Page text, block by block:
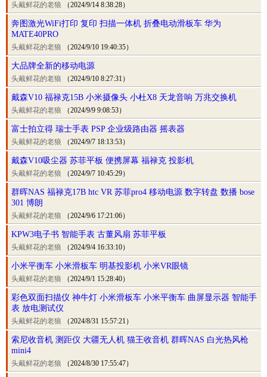
头戴鲜花的老狼 （2024/9/14 8:38:28）
奔图激光WiFi打印 复印 扫描一体机 折叠电动滑板车 华为
MATE40PRO
头戴鲜花的老狼 （2024/9/10 19:40:35）
大品牌全新的移动电源
头戴鲜花的老狼 （2024/9/10 8:27:31）
戴森V10 福禄克15B 小米摄像头 小杜X8 天龙音响 万兆交换机
头戴鲜花的老狼 （2024/9/9 9:08:53）
富士拍立得 瑞士手表 PSP 企业级路由器 摇表器
头戴鲜花的老狼 （2024/9/7 18:13:53）
戴森V10吸尘器 苏菲平板 便携屏幕 福禄克 投影机
头戴鲜花的老狼 （2024/9/7 10:45:29）
群晖NAS 福禄克17B htc VR 苏菲pro4 移动电源 数字转盘 数播 bose
301 博朗
头戴鲜花的老狼 （2024/9/6 17:21:06）
KPW3电子书 智能手表 古董风扇 苏菲平板
头戴鲜花的老狼 （2024/9/4 16:33:10）
小米平衡车 小米滑板车 明基投影机 小米VR眼镜
头戴鲜花的老狼 （2024/9/1 15:28:40）
彩色双面扫描仪 神牛灯 小米滑板车 小米平衡车 曲屏显示器 智能手
表 放电测试仪
头戴鲜花的老狼 （2024/8/31 15:57:21）
索尼收音机 测距仪 大疆无人机 猫王收音机 群晖NAS 白光热风枪
mini4
头戴鲜花的老狼 （2024/8/30 17:55:47）